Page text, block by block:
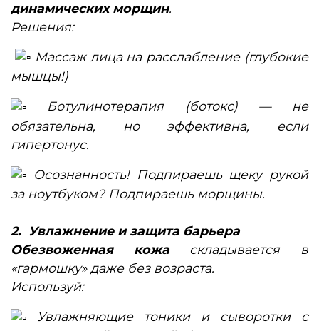
динамических морщин.
Решения:
Массаж лица на расслабление (глубокие
мышцы!)
Ботулинотерапия (ботокс) — не
обязательна, но эффективна, если
гипертонус.
Осознанность! Подпираешь щеку рукой
за ноутбуком? Подпираешь морщины.
2. Увлажнение и защита барьера
Обезвоженная кожаскладывается в
«гармошку» даже без возраста.
Используй:
Увлажняющие тоники и сыворотки с